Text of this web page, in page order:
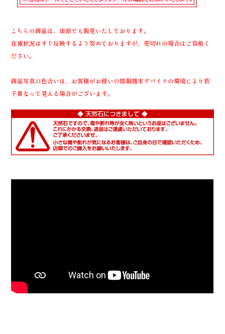
こちらの商品は、店頭でも販売いたしております。
在庫状況はすぐ反映するよう努めておりますが、売切れの場合はご容赦く
ださい。
商品写真の色合いは、お客様がお使いの情報端末デバイスの環境により若
干異なって見える場合がございます。